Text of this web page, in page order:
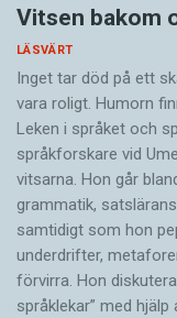
Vitsen bakom
LÄSVÄRT
Inget tar död på ett
vara roligt. Humorn
Leken i språket och
språkforskare vid
vitsarna. Hon går
grammatik,
samtidigt som hon
underdrifter,
förvirra. Hon
språklekar” med